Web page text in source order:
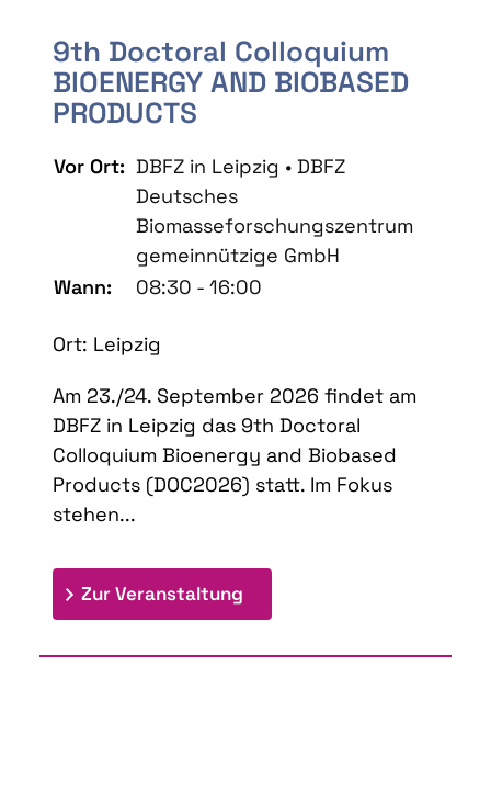
9th Doctoral Colloquium
BIOENERGY AND BIOBASED
PRODUCTS
Vor Ort: DBFZ in Leipzig • DBFZ
Deutsches
Biomasseforschungszentrum
gemeinnützige GmbH
Wann:
08:30 - 16:00
Ort: Leipzig
Am 23./24. September 2026 findet am
DBFZ in Leipzig das 9th Doctoral
Colloquium Bioenergy and Biobased
Products (DOC2026) statt. Im Fokus
stehen...
Zur Veranstaltung